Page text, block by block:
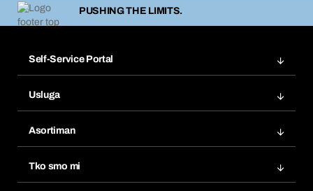
PUSHING THE LIMITS.
Self-Service Portal
Popisi želja
Ponovno naručivanje
Pretplate
Usluga
Tražitelji proizvoda
Asortiman
Tko smo mi